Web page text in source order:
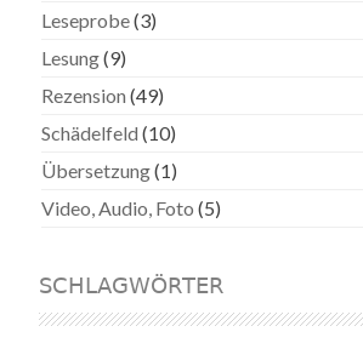
Leseprobe(3)
Lesung(9)
Rezension (49)
Schädelfeld (10)
Übersetzung(1)
Video, Audio, Foto (5)
SCHLAGWÖRTER